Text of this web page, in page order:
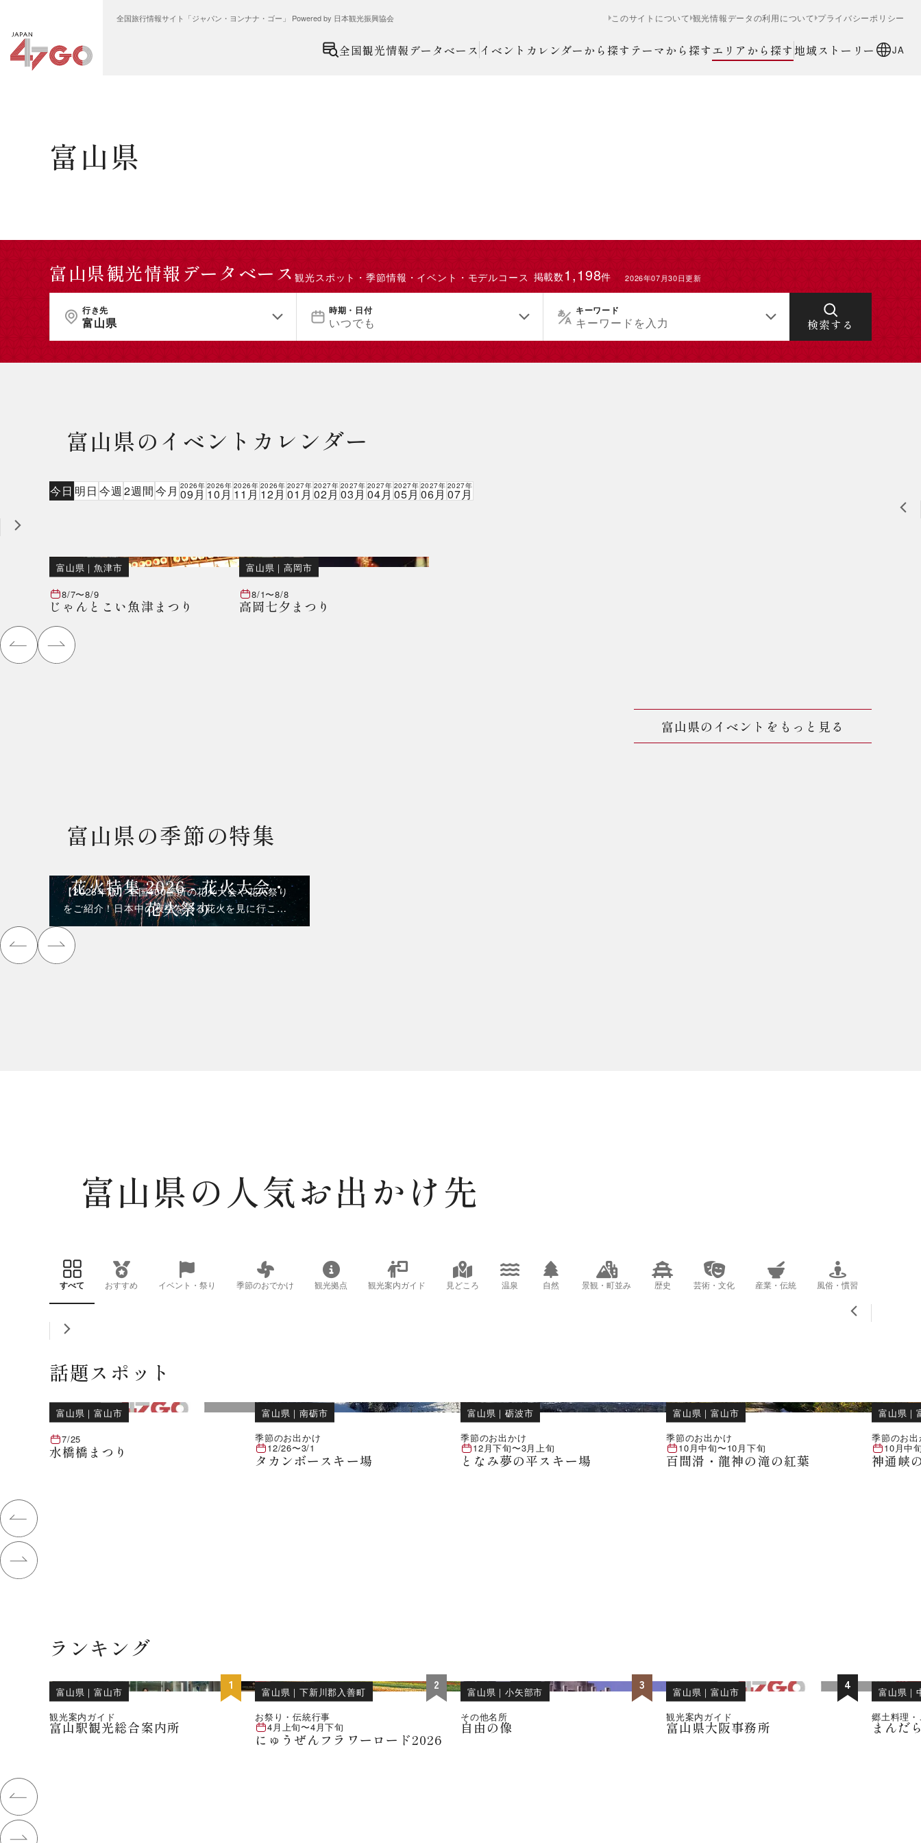
全国旅行情報サイト「ジャパン・ヨンナナ・ゴー」 Powered by 日本観光振興協会 このサイトについて 観光情報データの利用について プライバシーポリシー
全国観光情報データベース イベントカレンダーから探す テーマから探すエリアから探す 地域ストーリー JA
富山県
富山県観光情報データベース観光スポット・季節情報・イベント・モデルコース 掲載数 1,198件 2026年07月30日更新
行き先
富山県
時期・日付
いつでも
キーワード
キーワードを入力 検索する
富山県のイベントカレンダー
今日 明日 今週 2週間今月 2026年
09月
2026年
10月
2026年
11月
2026年
12月
2027年
01月
2027年
02月
2027年
03月
2027年
04月
2027年
05月
2027年
06月
2027年
07月
富山県 ｜魚津市
8/7〜8/9
じゃんとこい魚津まつり
富山県 ｜高岡市
8/1〜8/8
高岡七夕まつり
富山県のイベントをもっと見る
富山県の季節の特集
花火特集 2026 - 花火大会・
花火祭り
【2026年版】全国400箇所の花火大会や花火祭り
をご紹介！日本中の夜空を彩る花火を見に行こ
う！！！
富山県の人気お出かけ先
すべて おすすめ イベント・祭り 季節のおでかけ 観光拠点 観光案内ガイド 見どころ 温泉 自然 景観・町並み 歴史 芸術・文化 産業・伝統 風俗・慣習
話題スポット
富山県 ｜富山市
7/25
水橋橋まつり
富山県 ｜南砺市
季節のお出かけ
12/26〜3/1
タカンボースキー場
富山県 ｜砺波市
季節のお出かけ
12月下旬〜3月上旬
となみ夢の平スキー場
富山県 ｜富山市
季節のお出かけ
10月中旬〜10月下旬
百間滑・龍神の滝の紅葉
富山県 ｜
季節のお
10月中
神通峡
ランキング
1 位
富山県 ｜富山市
観光案内ガイド
富山駅観光総合案内所
2 位
富山県 ｜下新川郡入善町
お祭り・伝統行事
4月上旬〜4月下旬
にゅうぜんフラワーロード2026
3 位
富山県 ｜小矢部市
その他名所
自由の像
4 位
富山県 ｜富山市
観光案内ガイド
富山県大阪事務所
富山県 ｜
郷土料理
まんだ